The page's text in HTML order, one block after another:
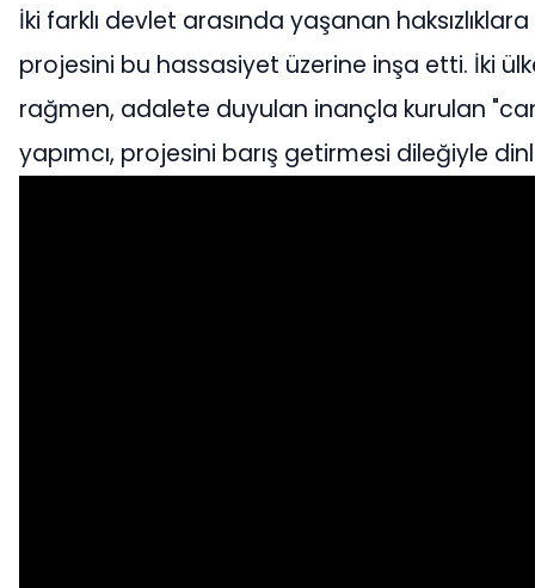
İki farklı devlet arasında yaşanan
projesini bu hassasiyet üzerine inşa etti. İki
rağmen, adalete duyulan inançla kurulan
yapımcı, projesini barış getirmesi dileğiyle